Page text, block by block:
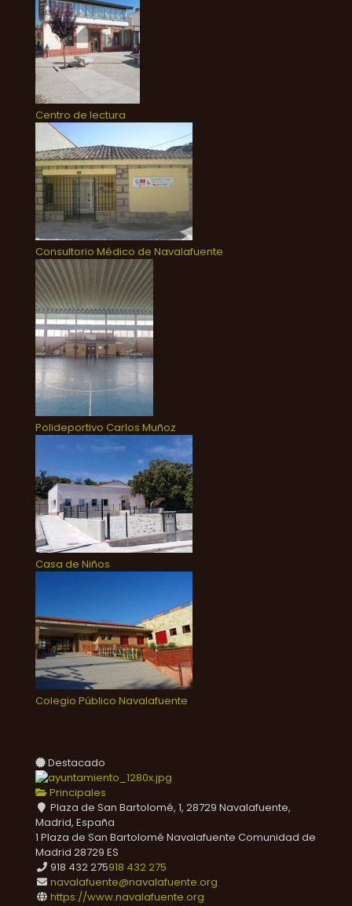
Centro de lectura
Consultorio Médico de Navalafuente
Polideportivo Carlos Muñoz
Casa de Niños
Colegio Público Navalafuente
Destacado
Principales
Plaza de San Bartolomé, 1, 28729 Navalafuente,
Madrid, España
1 Plaza de San Bartolomé Navalafuente Comunidad de
Madrid 28729 ES
918 432 275918 432 275
navalafuente@navalafuente.org
https://www.navalafuente.org